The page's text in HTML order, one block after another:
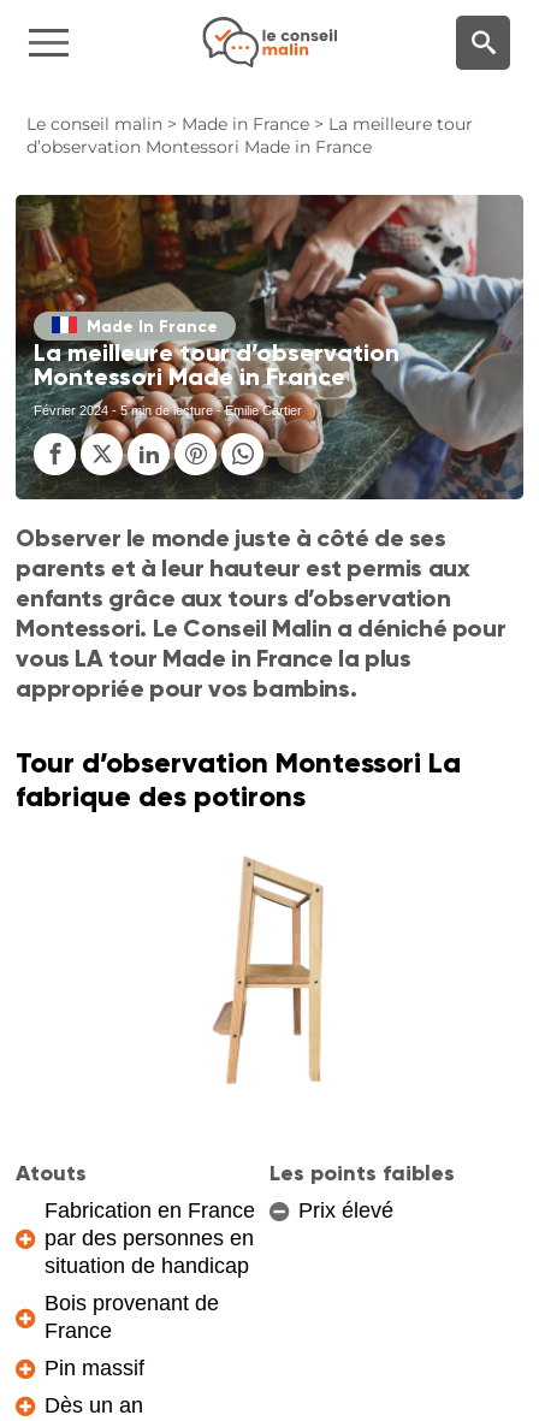
Le conseil malin > Made in France > La meilleure tour
d’observation Montessori Made in France
Made In France
La meilleure tour d’observation
Montessori Made in France
Février 2024 - 5 min de lecture - Emilie Cartier
Observer le monde juste à côté de ses
parents et à leur hauteur est permis aux
enfants grâce aux tours d’observation
Montessori. Le Conseil Malin a déniché pour
vous LA tour Made in France la plus
appropriée pour vos bambins.
Tour d’observation Montessori La
fabrique des potirons
Atouts
Fabrication en France
par des personnes en
situation de handicap
Bois provenant de
France
Pin massif
Dès un an
Les points faibles
Prix élevé